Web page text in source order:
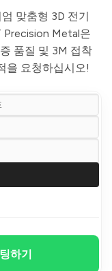
맞춤형 3D 전기
Precision Metal은
품질 및 3M 접착
을 요청하십시오!
하기